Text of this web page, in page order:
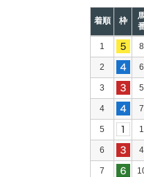
着順 枠
1 8
2 6
3 5
4 7
5 1
6 4
7